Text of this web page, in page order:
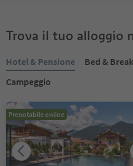
Trova il tuo alloggio
Hotel & Pensione Bed &
Campeggio
Prenotabile online